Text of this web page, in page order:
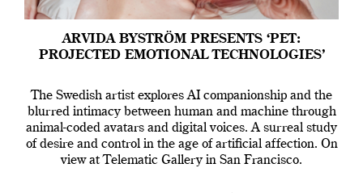
ARVIDA BYSTRÖM PRESENTS ‘PET:
PROJECTED EMOTIONAL TECHNOLOGIES’
The Swedish artist explores AI companionship and the
blurred intimacy between human and machine through
animal-coded avatars and digital voices. A surreal study
of desire and control in the age of artificial affection. On
view at Telematic Gallery in San Francisco.